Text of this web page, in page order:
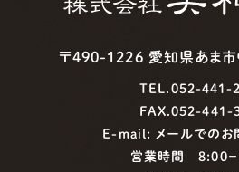
〒490-1226 愛知県あま
TEL.052-441-
FAX.052-441-
E-mail: メールでのお
営業時間